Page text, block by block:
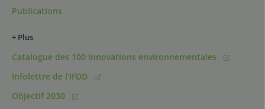
Publications
+ Plus
Catalogue des 100 innovations environnementales
Infolettre de l'IFDD
Objectif 2030